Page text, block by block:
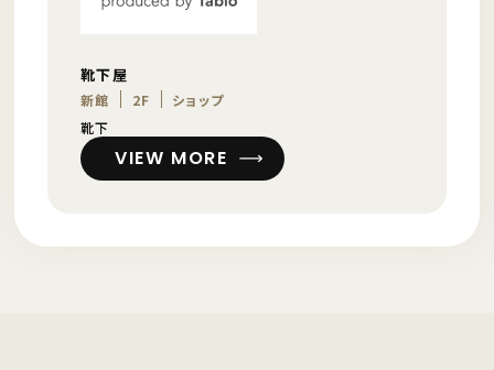
靴下屋
新館 2F
ショップ
靴下
VIEW MORE